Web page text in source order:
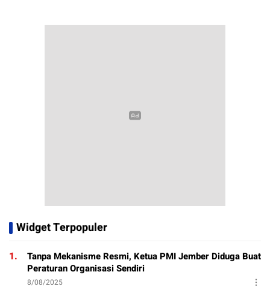
Widget Terpopuler
1.
Tanpa Mekanisme Resmi, Ketua PMI Jember Diduga Buat
Peraturan Organisasi Sendiri
8/08/2025